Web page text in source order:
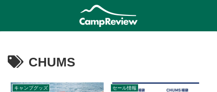
CHUMS
キャンプグッズ セール情報